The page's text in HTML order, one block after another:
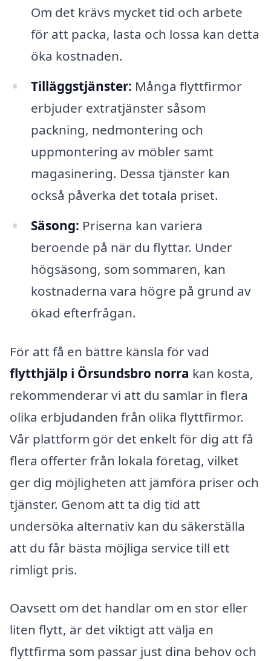
Om det krävs mycket tid och arbete
för att packa, lasta och lossa kan detta
öka kostnaden.
Tilläggstjänster: Många flyttfirmor
erbjuder extratjänster såsom
packning, nedmontering och
uppmontering av möbler samt
magasinering. Dessa tjänster kan
också påverka det totala priset.
Säsong: Priserna kan variera
beroende på när du flyttar. Under
högsäsong, som sommaren, kan
kostnaderna vara högre på grund av
ökad efterfrågan.
För att få en bättre känsla för vad
flytthjälp i Örsundsbro norra kan kosta,
rekommenderar vi att du samlar in flera
olika erbjudanden från olika flyttfirmor.
Vår plattform gör det enkelt för dig att få
flera offerter från lokala företag, vilket
ger dig möjligheten att jämföra priser och
tjänster. Genom att ta dig tid att
undersöka alternativ kan du säkerställa
att du får bästa möjliga service till ett
rimligt pris.
Oavsett om det handlar om en stor eller
liten flytt, är det viktigt att välja en
flyttfirma som passar just dina behov och